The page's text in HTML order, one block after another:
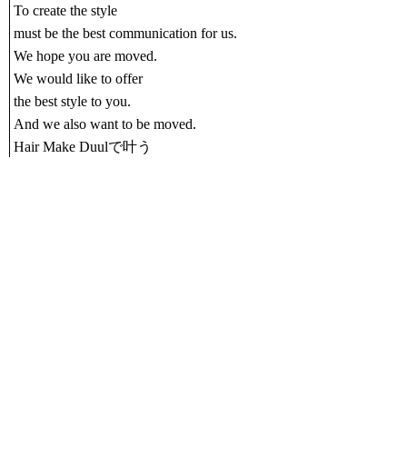
To create the style
must be the best communication for us.
We hope you are moved.
We would like to offer
the best style to you.
And we also want to be moved.
Hair Make Duulで叶う